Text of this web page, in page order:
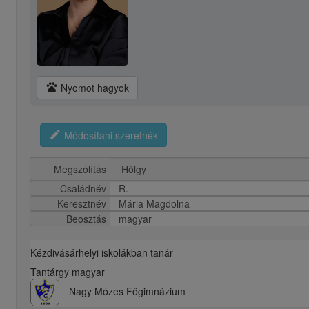
pets Nyomot hagyok
edit Módosítani szeretnék
Megszólítás
Családnév
R.
Keresztnév
Mária Magdolna
Beosztás
magyar
Kézdivásárhelyi iskolákban tanár
Tantárgy magyar
Nagy Mózes Főgimnázium